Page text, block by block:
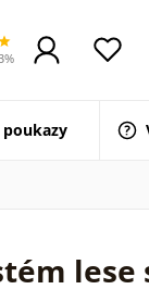
lese